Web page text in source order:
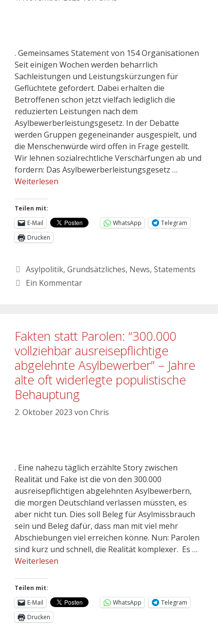
. Gemeinsames Statement von 154 Organisationen
Seit einigen Wochen werden beharrlich
Sachleistungen und Leistungskürzungen für
Geflüchtete gefordert. Dabei erhalten die
Betroffenen schon jetzt vielfach lediglich die
reduzierten Leistungen nach dem
Asylbewerberleistungsgesetz. In der Debatte
werden Gruppen gegeneinander ausgespielt, und
die Menschenwürde wird offen in Frage gestellt.
Wir lehnen sozialrechtliche Verschärfungen ab und
fordern: Das Asylbewerberleistungsgesetz …
Weiterlesen
Teilen mit:
E-Mail
WhatsApp
Telegram
Drucken
Asylpolitik, Grundsätzliches, News, Statements
Ein Kommentar
Fakten statt Parolen: “300.000
vollziehbar ausreisepflichtige
abgelehnte Asylbewerber” – Jahre
alte oft widerlegte populistische
Behauptung
2. Oktober 2023 von Chris
. Eine nahezu täglich erzählte Story zwischen
Realität und Fake ist die von den 300.000
ausreisepflichtigen abgelehnten Asylbewerbern,
die morgen Deutschland verlassen müssten, es
aber nicht tun. Dies soll Beleg für Asylmissbrauch
sein und Beleg dafür, dass man mit viel mehr
Abschiebungen viel erreichen könne. Nun: Parolen
sind kurz und schnell, die Realität komplexer. Es …
Weiterlesen
Teilen mit:
E-Mail
WhatsApp
Telegram
Drucken